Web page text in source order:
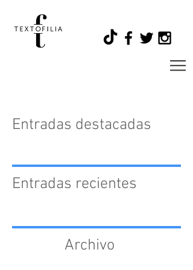
Entradas destacadas
Entradas recientes
Archivo